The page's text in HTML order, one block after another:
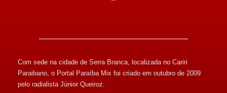
Com sede na cidade de Serra Branca, localizada no Cariri
Paraibano, o Portal Paraíba Mix foi criado em outubro de 2009
pelo radialista Júnior Queiroz.